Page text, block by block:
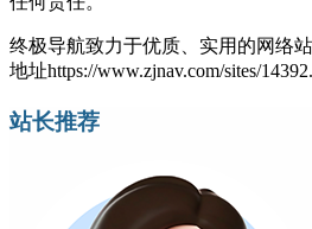
终极导航致力于优质、实用的网络
地址https://www.zjnav.com/sites/
站长推荐